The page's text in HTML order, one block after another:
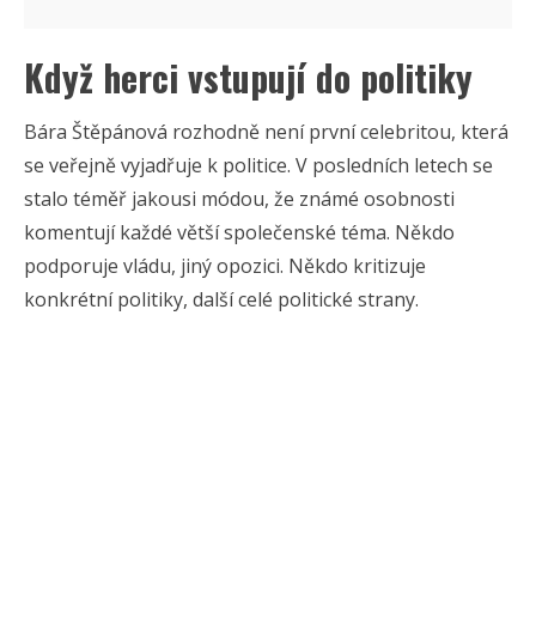
Když herci vstupují do politiky
Bára Štěpánová rozhodně není první celebritou, která
se veřejně vyjadřuje k politice. V posledních letech se
stalo téměř jakousi módou, že známé osobnosti
komentují každé větší společenské téma. Někdo
podporuje vládu, jiný opozici. Někdo kritizuje
konkrétní politiky, další celé politické strany.